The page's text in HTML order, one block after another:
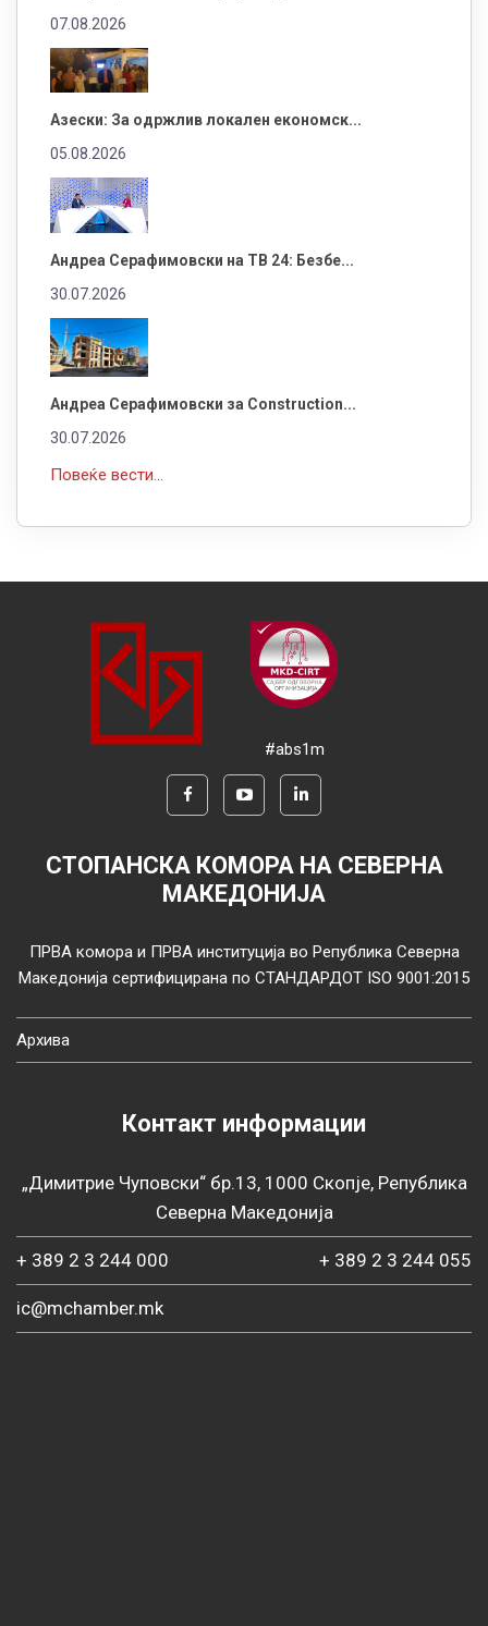
07.08.2026
Азески: За одржлив локален економск...
05.08.2026
Андреа Серафимовски на ТВ 24: Безбе...
30.07.2026
Андреа Серафимовски за Construction...
30.07.2026
Повеќе вести...
#abs1m
СТОПАНСКА КОМОРА НА СЕВЕРНА
МАКЕДОНИЈА
ПРВА комора и ПРВА институција во Република Северна
Македонија сертифицирана по СТАНДАРДОТ ISO 9001:2015
Архива
Контакт информации
„Димитрие Чуповски“ бр.13, 1000 Скопје, Република
Северна Македонија
+ 389 2 3 244 000 + 389 2 3 244 055
ic@mchamber.mk